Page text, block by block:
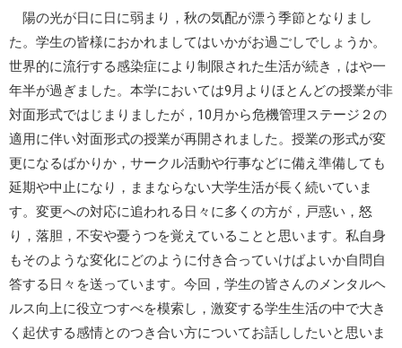
陽の光が日に日に弱まり，秋の気配が漂う季節となりまし
た。学生の皆様におかれましてはいかがお過ごしでしょうか。
世界的に流行する感染症により制限された生活が続き，はや一
年半が過ぎました。本学においては9月よりほとんどの授業が非
対面形式ではじまりましたが，10月から危機管理ステージ２の
適用に伴い対面形式の授業が再開されました。授業の形式が変
更になるばかりか，サークル活動や行事などに備え準備しても
延期や中止になり，ままならない大学生活が長く続いていま
す。変更への対応に追われる日々に多くの方が，戸惑い，怒
り，落胆，不安や憂うつを覚えていることと思います。私自身
もそのような変化にどのように付き合っていけばよいか自問自
答する日々を送っています。今回，学生の皆さんのメンタルヘ
ルス向上に役立つすべを模索し，激変する学生生活の中で大き
く起伏する感情とのつき合い方についてお話ししたいと思いま